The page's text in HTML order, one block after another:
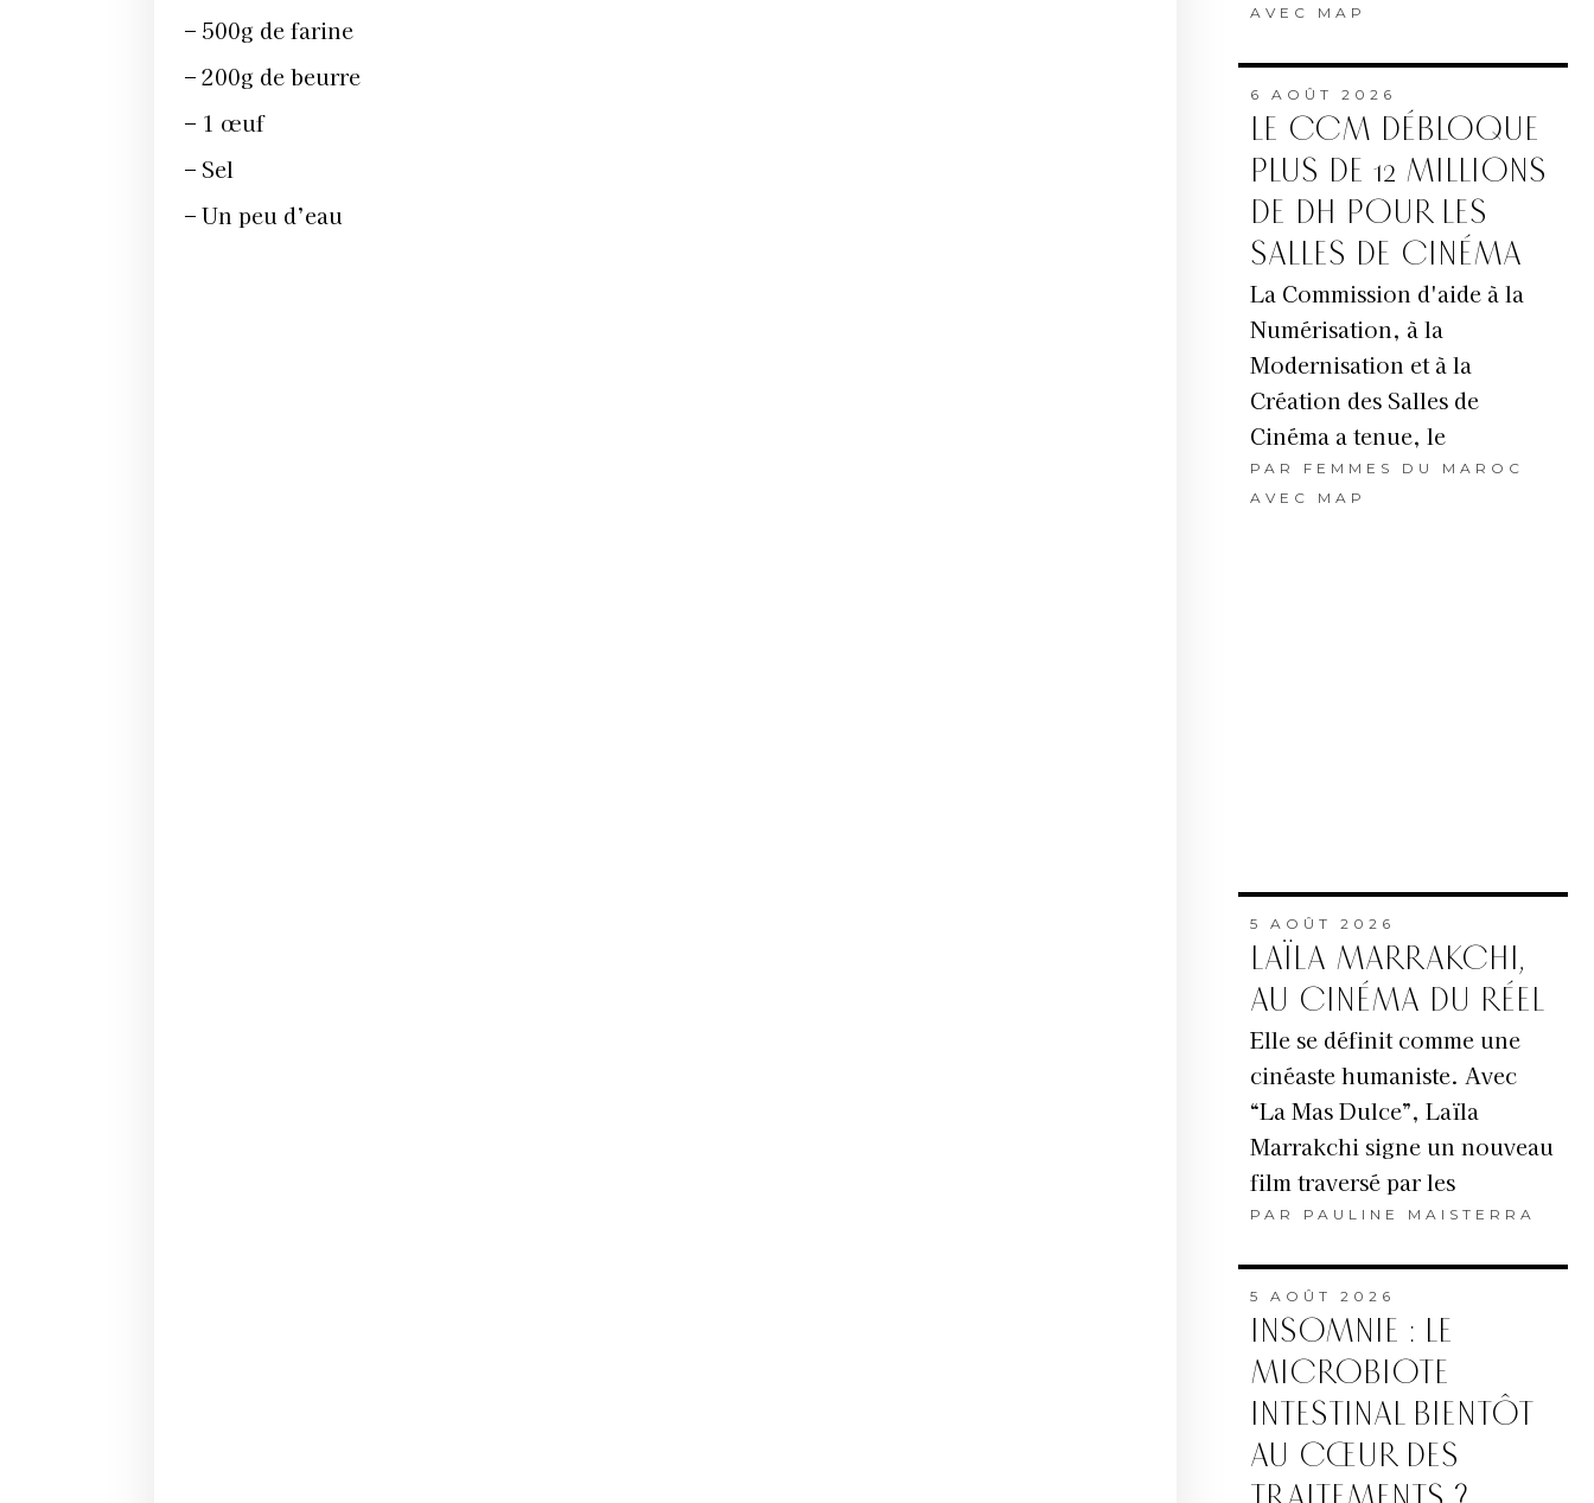
– 500g de farine
– 200g de beurre
– 1 œuf
– Sel
– Un peu d’eau
AVEC MAP
6 AOÛT 2026
LE CCM DÉBLOQUE
PLUS DE 12 MILLIONS
DE DH POUR LES
SALLES DE CINÉMA
La Commission d'aide à la
Numérisation, à la
Modernisation et à la
Création des Salles de
Cinéma a tenue, le
PAR FEMMES DU MAROC
AVEC MAP
5 AOÛT 2026
LAÏLA MARRAKCHI,
AU CINÉMA DU RÉEL
Elle se définit comme une
cinéaste humaniste. Avec
“La Mas Dulce”, Laïla
Marrakchi signe un nouveau
film traversé par les
PAR PAULINE MAISTERRA
5 AOÛT 2026
INSOMNIE : LE
MICROBIOTE
INTESTINAL BIENTÔT
AU CŒUR DES